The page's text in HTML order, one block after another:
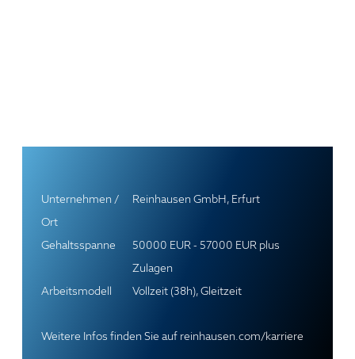
Unternehmen /
Ort
Reinhausen GmbH, Erfurt
Gehaltsspanne
50000 EUR - 57000 EUR plus
Zulagen
Arbeitsmodell
Vollzeit (38h), Gleitzeit
Weitere Infos finden Sie auf reinhausen.com/karriere